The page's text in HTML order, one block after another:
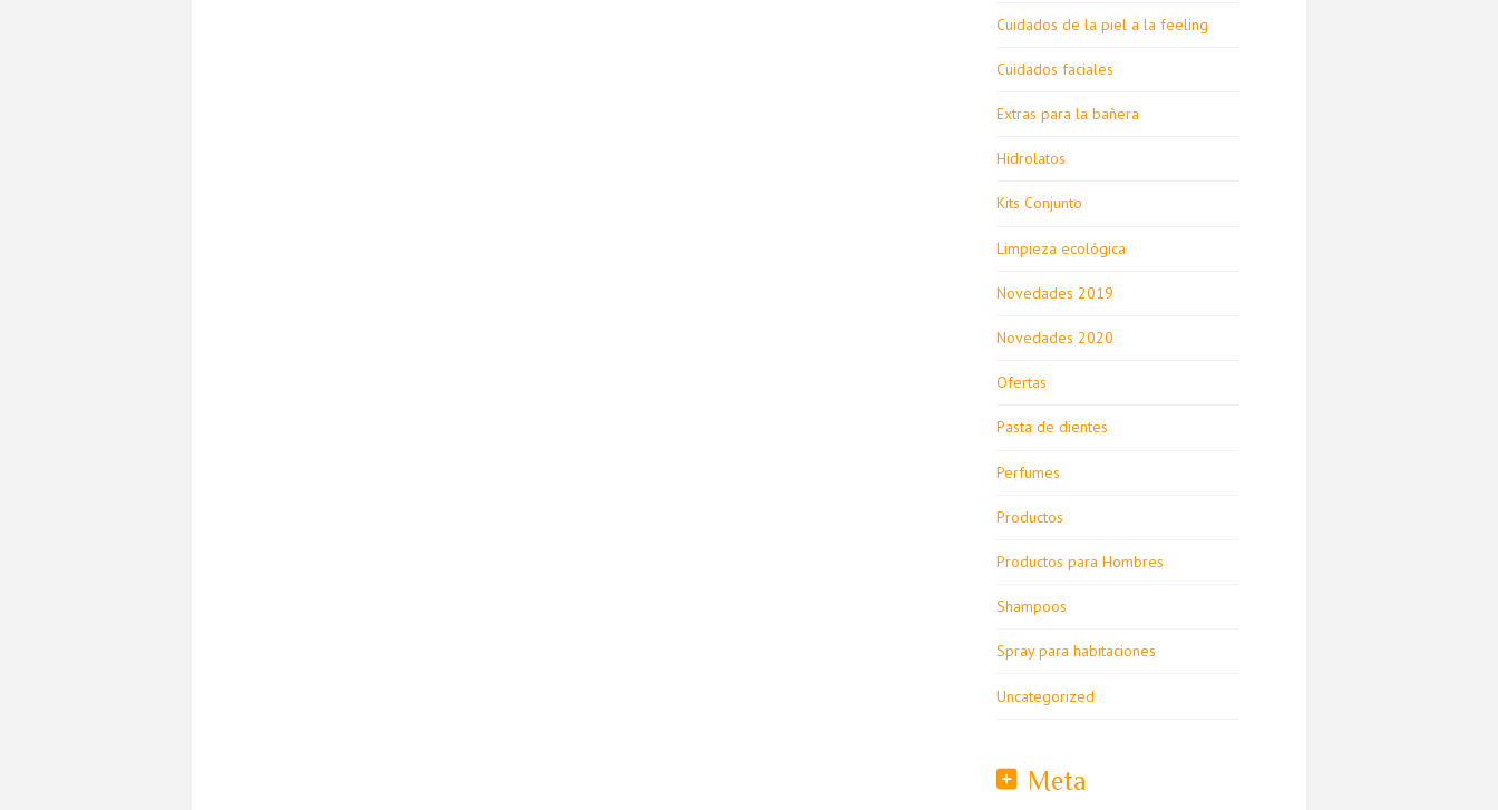
Cuidados de la piel a la feeling
Cuidados faciales
Extras para la bañera
Hidrolatos
Kits Conjunto
Limpieza ecológica
Novedades 2019
Novedades 2020
Ofertas
Pasta de dientes
Perfumes
Productos
Productos para Hombres
Shampoos
Spray para habitaciones
Uncategorized
Meta